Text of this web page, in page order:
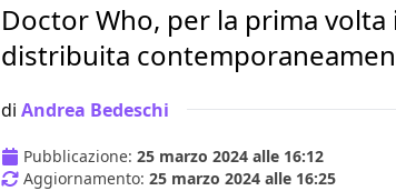
Doctor Who, per la prima
distribuita
di Andrea Bedeschi
Pubblicazione: 25 marzo 2024 alle 16:12
Aggiornamento: 25 marzo 2024 alle 16:25